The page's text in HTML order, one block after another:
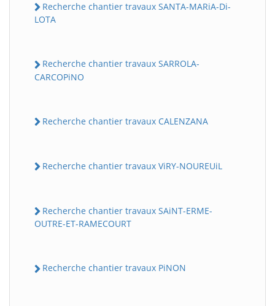
Recherche chantier travaux SANTA-MARiA-Di-
LOTA
Recherche chantier travaux SARROLA-
CARCOPiNO
Recherche chantier travaux CALENZANA
Recherche chantier travaux ViRY-NOUREUiL
Recherche chantier travaux SAiNT-ERME-
OUTRE-ET-RAMECOURT
Recherche chantier travaux PiNON